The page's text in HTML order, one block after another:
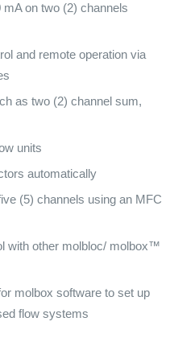
on two (2) channels
and remote operation via
as two (2) channel sum,
units
automatically
(5) channels using an MFC
with other molbloc/ molbox™
molbox software to set up
flow systems